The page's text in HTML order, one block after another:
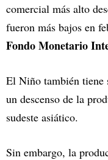
comercial más alto
fueron más bajos en
Fondo Monetario
El Niño también tiene
un descenso de la
sudeste asiático.
Sin embargo, la